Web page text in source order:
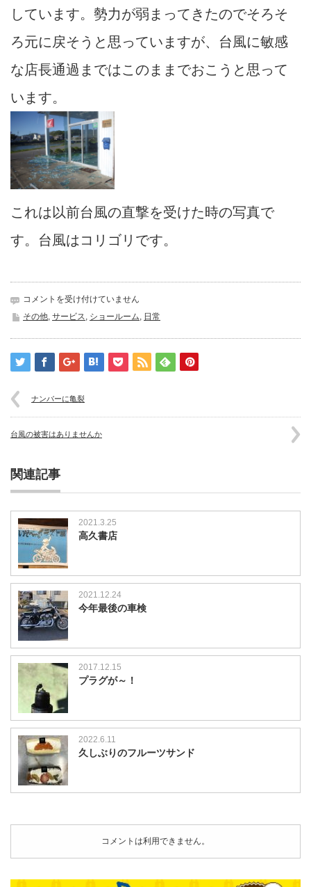
しています。勢力が弱まってきたのでそろそ
ろ元に戻そうと思っていますが、台風に敏感
な店長通過まではこのままでおこうと思って
います。
これは以前台風の直撃を受けた時の写真で
す。台風はコリゴリです。
ノ
ロ
ロ
台
風
過
し
コメントを受け付けていません
その他, サービス, ショールーム, 日常
ナンバーに亀裂
台風の被害はありませんか
関連記事
2021.3.25
高久書店
2021.12.24
今年最後の車検
2017.12.15
プラグが～！
2022.6.11
久しぶりのフルーツサンド
コメントは利用できません。